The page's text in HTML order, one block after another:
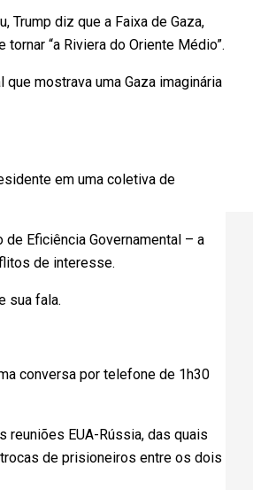
Trump diz que a Faixa de Gaza,
“a Riviera do Oriente Médio”.
mostrava uma Gaza imaginária
em uma coletiva de
Eficiência Governamental – a
de interesse.
sua fala.
conversa por telefone de 1h30
EUA-Rússia, das quais
de prisioneiros entre os dois